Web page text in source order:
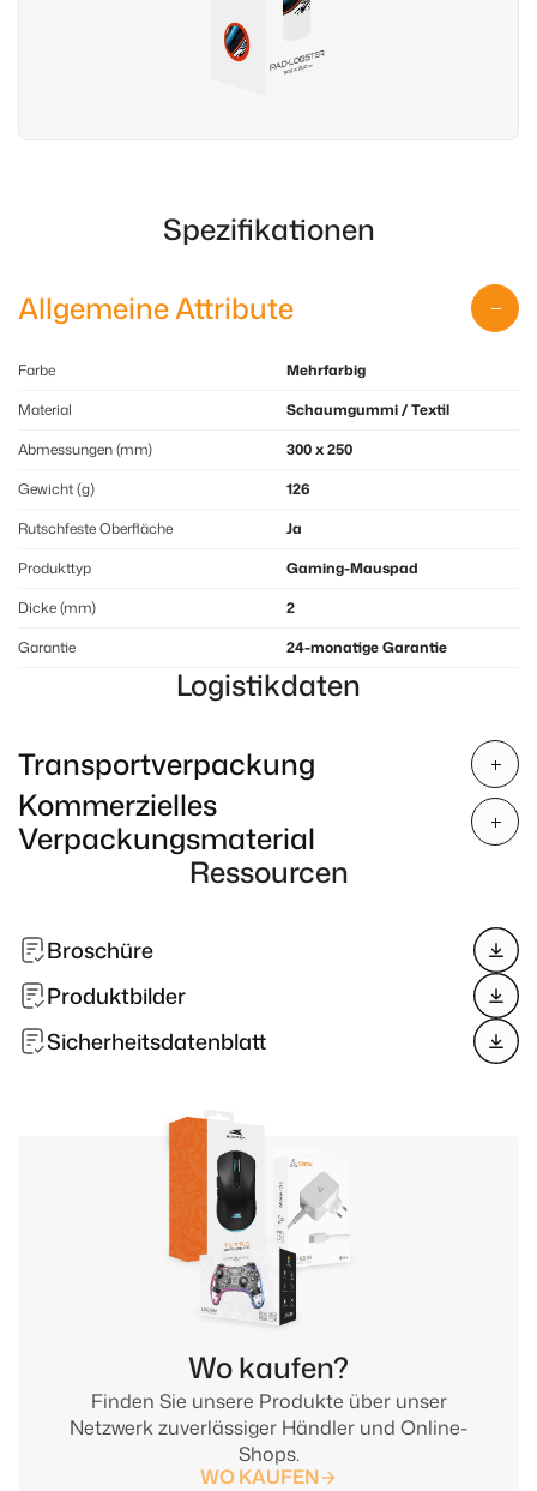
Spezifikationen
Allgemeine Attribute
Farbe
Mehrfarbig
Material
Schaumgummi / Textil
Abmessungen (mm)
300 x 250
Gewicht (g)
126
Rutschfeste Oberfläche
Ja
Produkttyp
Gaming-Mauspad
Dicke (mm)
2
Garantie
24-monatige Garantie
Logistikdaten
Transportverpackung
Kommerzielles
Verpackungsmaterial
Ressourcen
Broschüre
Produktbilder
Sicherheitsdatenblatt
Finden Sie unsere Produkte über unser
Netzwerk zuverlässiger Händler und Online-
Shops.
Wo kaufen?
WO KAUFEN